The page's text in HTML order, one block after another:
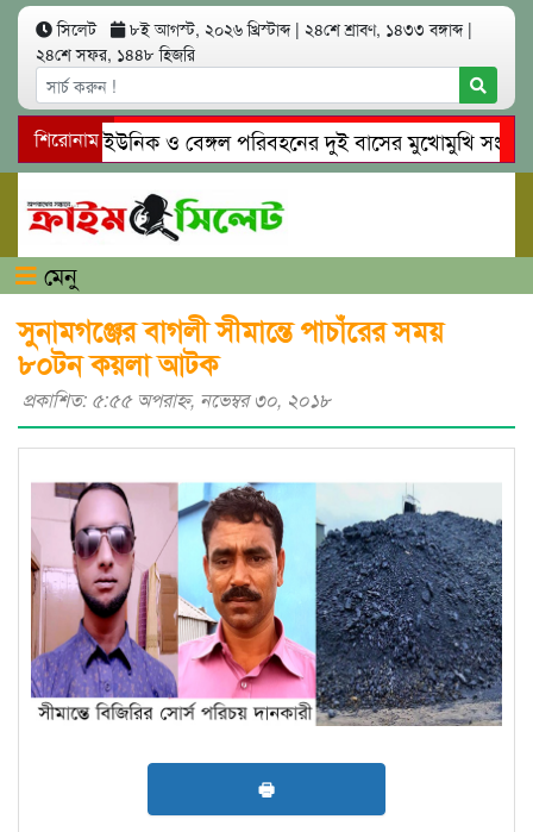
সিলেট ৮ই আগস্ট, ২০২৬ খ্রিস্টাব্দ | ২৪শে শ্রাবণ, ১৪৩৩ বঙ্গাব্দ |
২৪শে সফর, ১৪৪৮ হিজরি
শিরোনাম
সিলেটে ইউনিক ও বেঙ্গল পরিবহনের দুই বাসের মুখোমুখি সং’ঘ’র্ষে
গোয়াইনঘাটে প্রেমের ফাঁদে তরুণী পাচার: মাদকাসক্ত রিমালকে
মেনু
সুনামগঞ্জের বাগলী সীমান্তে পাচাঁরের সময়
৮০টন কয়লা আটক
প্রকাশিত: ৫:৫৫ অপরাহ্ণ, নভেম্বর ৩০, ২০১৮
🖶